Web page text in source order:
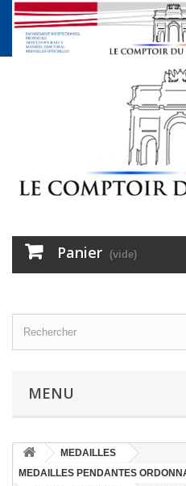
Panier (vide)
MENU
MEDAILLES
MEDAILLES PENDANTES